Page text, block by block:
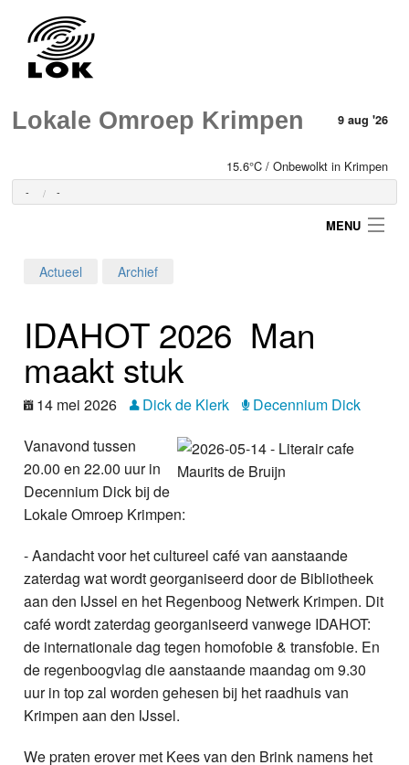
Lokale Omroep Krimpen 9 aug '26
15.6°C / Onbewolkt in Krimpen
- -
MENU
Home
Programma's
Foto's
Video
Webcam
Info
Actueel Archief
IDAHOT 2026 ­ Man
maakt stuk
14 mei 2026 Dick de Klerk
Decennium Dick
Vanavond tussen
20.00 en 22.00 uur in
Decennium Dick bij de
Lokale Omroep Krimpen:
- Aandacht voor het cultureel café van aanstaande
zaterdag wat wordt georganiseerd door de Bibliotheek
aan den IJssel en het Regenboog Netwerk Krimpen. Dit
café wordt zaterdag georganiseerd vanwege IDAHOT:
de internationale dag tegen homofobie & transfobie. En
de regenboogvlag die aanstaande maandag om 9.30
uur in top zal worden gehesen bij het raadhuis van
Krimpen aan den IJssel.
We praten erover met Kees van den Brink namens het